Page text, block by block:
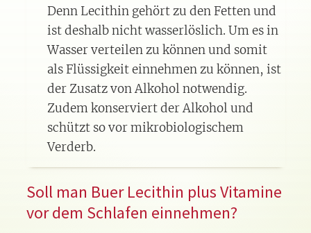
Denn Lecithin gehört zu den Fetten und
ist deshalb nicht wasserlöslich. Um es in
Wasser verteilen zu können und somit
als Flüssigkeit einnehmen zu können, ist
der Zusatz von Alkohol notwendig.
Zudem konserviert der Alkohol und
schützt so vor mikrobiologischem
Verderb.
Soll man Buer Lecithin plus Vitamine
vor dem Schlafen einnehmen?